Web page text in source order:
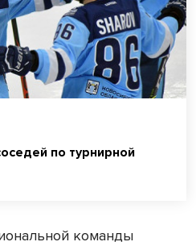
по турнирной
команды